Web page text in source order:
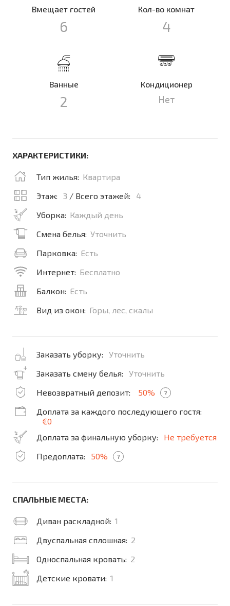
Вмещает гостей
6
Кол-во комнат
4
Ванные
2
Кондиционер
Нет
ХАРАКТЕРИСТИКИ:
Тип жилья: Квартира
Этаж:
3 / Всего этажей:
4
Уборка: Каждый день
Смена белья: Уточнить
Парковка: Есть
Интернет: Бесплатно
Балкон: Есть
Вид из окон: Горы, лес, скалы
Заказать уборку:
Уточнить
Заказать смену белья:
Уточнить
Невозвратный депозит:
50% ?
Доплата за каждого последующего гостя:
€0
Доплата за финальную уборку:
Не требуется
Предоплата:
50% ?
СПАЛЬНЫЕ МЕСТА:
Диван раскладной: 1
Двуспальная сплошная: 2
Односпальная кровать: 2
Детские кровати: 1